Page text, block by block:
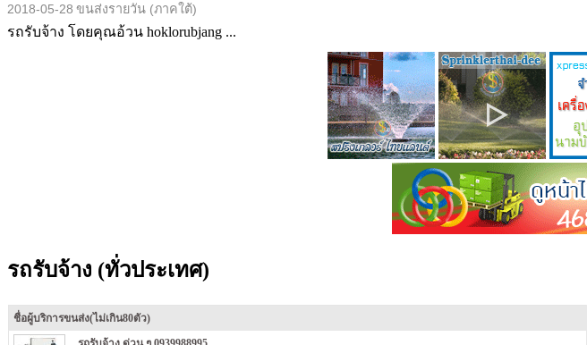
2018-05-28 ขนส่งรายวัน (ภาคใต้)
รถรับจ้าง โดยคุณอ้วน hoklorubjang ...
รถรับจ้าง (ทั่วประเทศ)
ชื่อผู้บริการขนส่ง(ไม่เกิน80ตัว)